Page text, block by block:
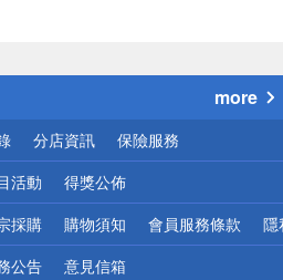
小心！
more
分店資訊 保險服務
活動 得獎公佈
採購 購物須知 會員服務條款 隱
公告 意見信箱